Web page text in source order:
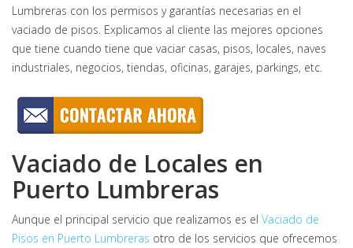
Lumbreras con los permisos y garantías necesarias en el
vaciado de pisos. Explicamos al cliente las mejores opciones
que tiene cuando tiene que vaciar casas, pisos, locales, naves
industriales, negocios, tiendas, oficinas, garajes, parkings, etc.
Vaciado de Locales en
Puerto Lumbreras
Aunque el principal servicio que realizamos es el Vaciado de
Pisos en Puerto Lumbreras otro de los servicios que ofrecemos